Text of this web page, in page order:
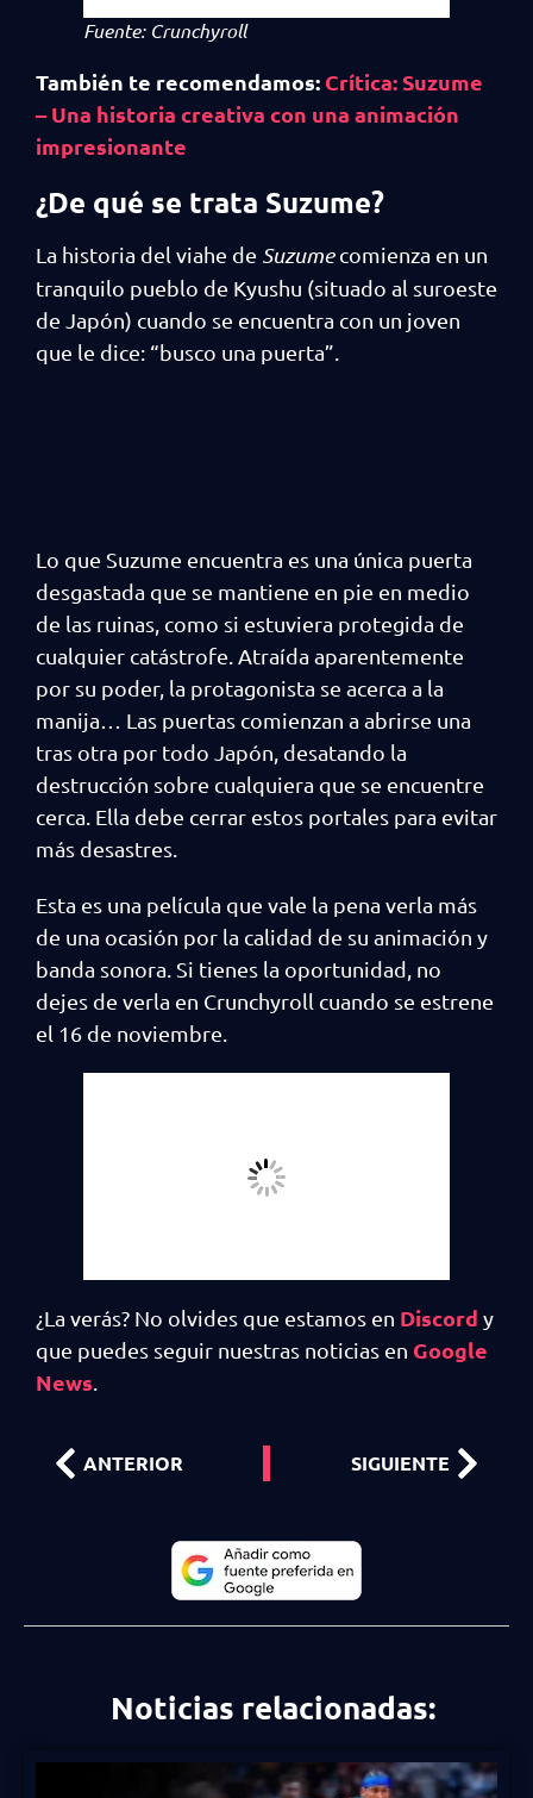
Fuente: Crunchyroll
También te recomendamos: Crítica: Suzume
– Una historia creativa con una animación
impresionante
¿De qué se trata Suzume?
La historia del viahe de Suzumecomienza en un
tranquilo pueblo de Kyushu (situado al suroeste
de Japón) cuando se encuentra con un joven
que le dice: “busco una puerta”.
Lo que Suzume encuentra es una única puerta
desgastada que se mantiene en pie en medio
de las ruinas, como si estuviera protegida de
cualquier catástrofe. Atraída aparentemente
por su poder, la protagonista se acerca a la
manija… Las puertas comienzan a abrirse una
tras otra por todo Japón, desatando la
destrucción sobre cualquiera que se encuentre
cerca. Ella debe cerrar estos portales para evitar
más desastres.
Esta es una película que vale la pena verla más
de una ocasión por la calidad de su animación y
banda sonora. Si tienes la oportunidad, no
dejes de verla en Crunchyroll cuando se estrene
el 16 de noviembre.
¿La verás? No olvides que estamos en Discord y
que puedes seguir nuestras noticias en Google
News
ANTERIOR SIGUIENTE
Noticias relacionadas: